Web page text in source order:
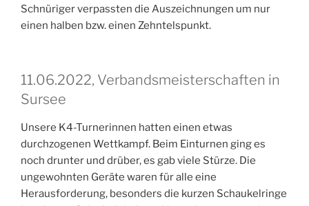
Schnüriger verpassten die Auszeichnungen um nur
einen halben bzw. einen Zehntelspunkt.
11.06.2022, Verbandsmeisterschaften in
Sursee
Unsere K4-Turnerinnen hatten einen etwas
durchzogenen Wettkampf. Beim Einturnen ging es
noch drunter und drüber, es gab viele Stürze. Die
ungewohnten Geräte waren für alle eine
Herausforderung, besonders die kurzen Schaukelringe